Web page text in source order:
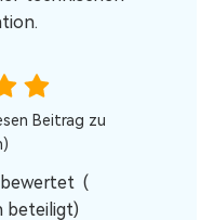
Beitrag zu
bewertet (
beteiligt)